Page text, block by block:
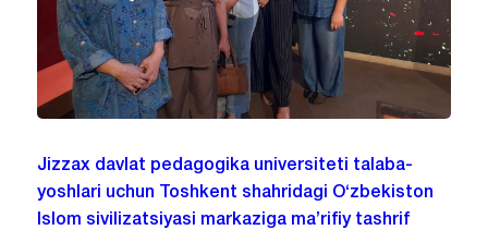
Jizzax davlat pedagogika universiteti talaba-
yoshlari uchun Toshkent shahridagi O‘zbekiston
Islom sivilizatsiyasi markaziga ma’rifiy tashrif